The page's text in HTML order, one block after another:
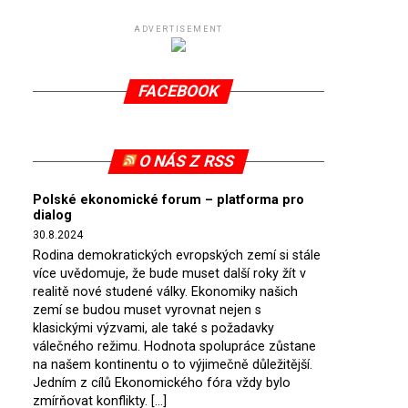
ADVERTISEMENT
FACEBOOK
O NÁS Z RSS
Polské ekonomické forum – platforma pro
dialog
30.8.2024
Rodina demokratických evropských zemí si stále
více uvědomuje, že bude muset další roky žít v
realitě nové studené války. Ekonomiky našich
zemí se budou muset vyrovnat nejen s
klasickými výzvami, ale také s požadavky
válečného režimu. Hodnota spolupráce zůstane
na našem kontinentu o to výjimečně důležitější.
Jedním z cílů Ekonomického fóra vždy bylo
zmírňovat konflikty. […]